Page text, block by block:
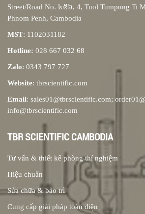
Street/Road No. ៤៥៦, 4, Tuol Tumpung Ti
Phnom Penh, Cambodia
MST: 1102031182
Hotline: 028 667 032 68
Zalo: 0343 797 727
Website: tbrscientific.com
Email: sales01@tbrscientific.com;
info@tbrscientific.com
TBR SCIENTIFIC CAMBODIA
Tư vấn & thiết kế phòng thí nghiệm
Hiệu chuẩn
Sửa chữa & bảo trì
Cung cấp giải pháp toàn diện